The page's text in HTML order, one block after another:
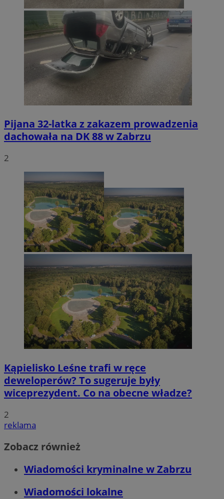
Pijana 32-latka z zakazem prowadzenia
dachowała na DK 88 w Zabrzu
2
Kąpielisko Leśne trafi w ręce
deweloperów? To sugeruje były
wiceprezydent. Co na obecne władze?
2
reklama
Zobacz również
Wiadomości kryminalne w Zabrzu
Wiadomości lokalne